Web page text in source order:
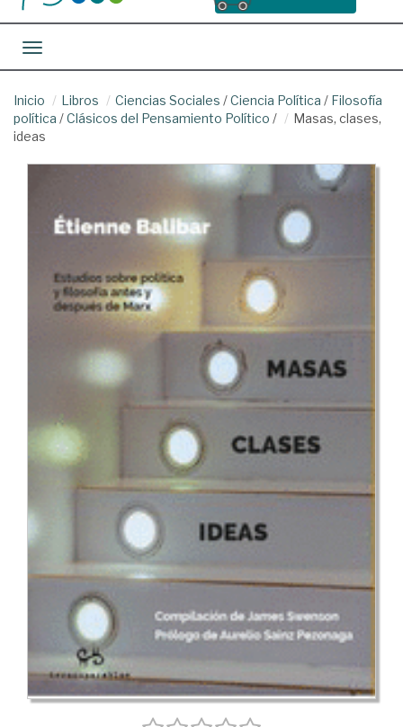
Toggle navigation
Inicio Libros Ciencias Sociales /Ciencia Política / Filosofía
política /Clásicos del Pensamiento Político /
Masas, clases,
ideas